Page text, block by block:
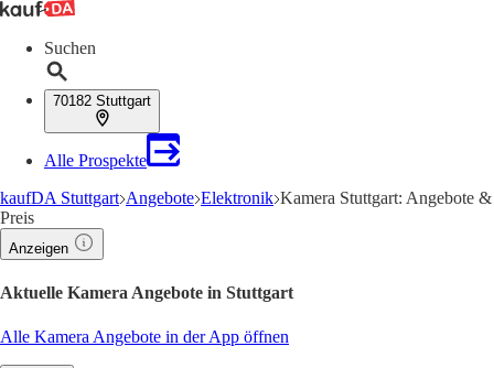
Suchen
70182 Stuttgart
Alle Prospekte
kaufDA Stuttgart Angebote Elektronik Kamera Stuttgart: Angebote &
Preis
Anzeigen
Aktuelle Kamera Angebote in Stuttgart
Alle Kamera Angebote in der App öffnen